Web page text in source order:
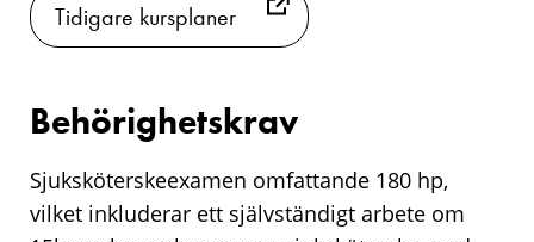
Tidigare kursplaner
Behörighetskrav
Sjuksköterskeexamen omfattande 180 hp,
vilket inkluderar ett självständigt arbete om